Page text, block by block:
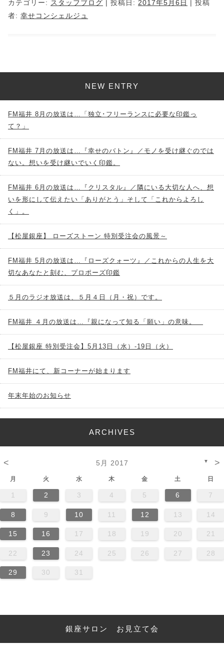
カテゴリー: スタッフブログ | 投稿日: 2017年5月6日 | 投稿
者: 幸せコンシェルジュ
NEW ENTRY
FM福井 8月の放送は…「独立･フリーランスに必要な印鑑っ
て？」
FM福井 7月の放送は…『幸せのバトン』／モノを受け継ぐのでは
ない。想いを受け継いでいく印鑑。
FM福井 6月の放送は…『クリスタル』／隣にいる大切な人へ、想
いを形にして伝えたい「ありがとう」そして「これからよろし
く」。
【松屋銀座】 ローズストーン 特別受注会の風景～
FM福井 5月の放送は…『ローズクォーツ』／これからの人生を大
切なあなたと刻む、プロポーズ印鑑
５月のラジオ放送は、５月４日（月・祝）です。
FM福井 ４月の放送は…『親になって知る「願い」の意味。
【松屋銀座 特別受注会】5月13日（水）-19日（火）
FM福井にて、新コーナーが始まります
年末年始のお知らせ
ARCHIVES
< 5月 2017 ▼ >
月 火 水 木 金 土 日
1 2 3 4 5 6 7
8 9 10 11 12 13 14
15 16 17 18 19 20 21
22 23 24 25 26 27 28
29 30 31
銀座サロン お見立て会